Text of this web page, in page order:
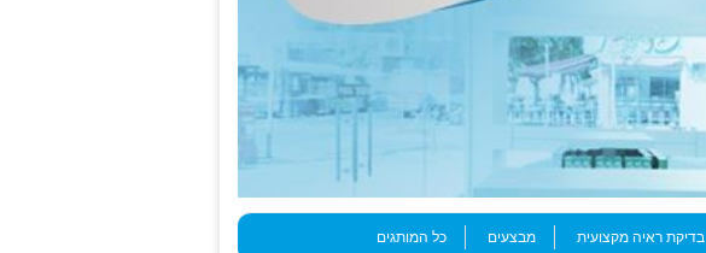
בדיקת ראיה מקצועית מבצעים כל המותגים